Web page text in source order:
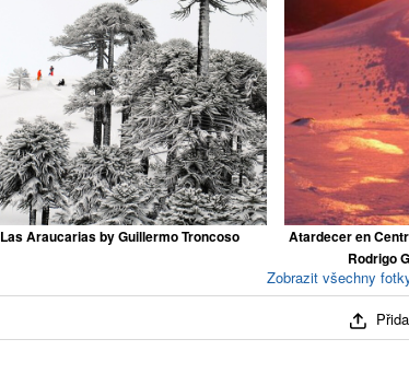
Las Araucarias by Guillermo Troncoso
Atardecer en
Rodrigo
Zobrazit všechny